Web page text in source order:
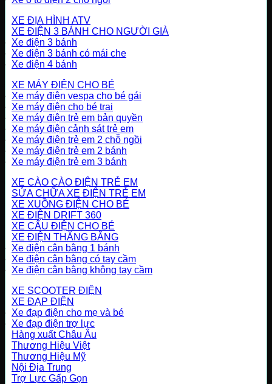
XE ĐỊA HÌNH ATV
XE ĐIỆN 3 BÁNH CHO NGƯỜI GIÀ
Xe điện 3 bánh
Xe điện 3 bánh có mái che
Xe điện 4 bánh
XE MÁY ĐIỆN CHO BÉ
Xe máy điện vespa cho bé gái
Xe máy điện cho bé trai
Xe máy điện trẻ em bản quyền
Xe máy điện cảnh sát trẻ em
Xe máy điện trẻ em 2 chỗ ngồi
Xe máy điện trẻ em 2 bánh
Xe máy điện trẻ em 3 bánh
XE CÀO CÀO ĐIỆN TRẺ EM
SỬA CHỮA XE ĐIỆN TRẺ EM
XE XUỒNG ĐIỆN CHO BÉ
XE ĐIỆN DRIFT 360
XE CẨU ĐIỆN CHO BÉ
XE ĐIỆN THĂNG BẰNG
Xe điện cân bằng 1 bánh
Xe điện cân bằng có tay cầm
Xe điện cân bằng không tay cầm
XE SCOOTER ĐIỆN
XE ĐẠP ĐIỆN
Xe đạp điện cho mẹ và bé
Xe đạp điện trợ lực
Hàng xuất Châu Âu
Thương Hiệu Việt
Thương Hiệu Mỹ
Nội Địa Trung
Trợ Lực Gấp Gọn